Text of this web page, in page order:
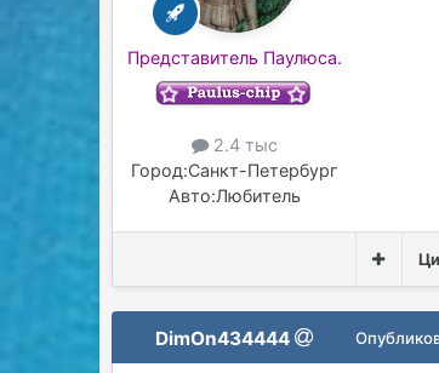
Представитель Паулюса.
2.4 тыс
Город:Санкт-Петербург
Авто:Любитель
DimOn434444